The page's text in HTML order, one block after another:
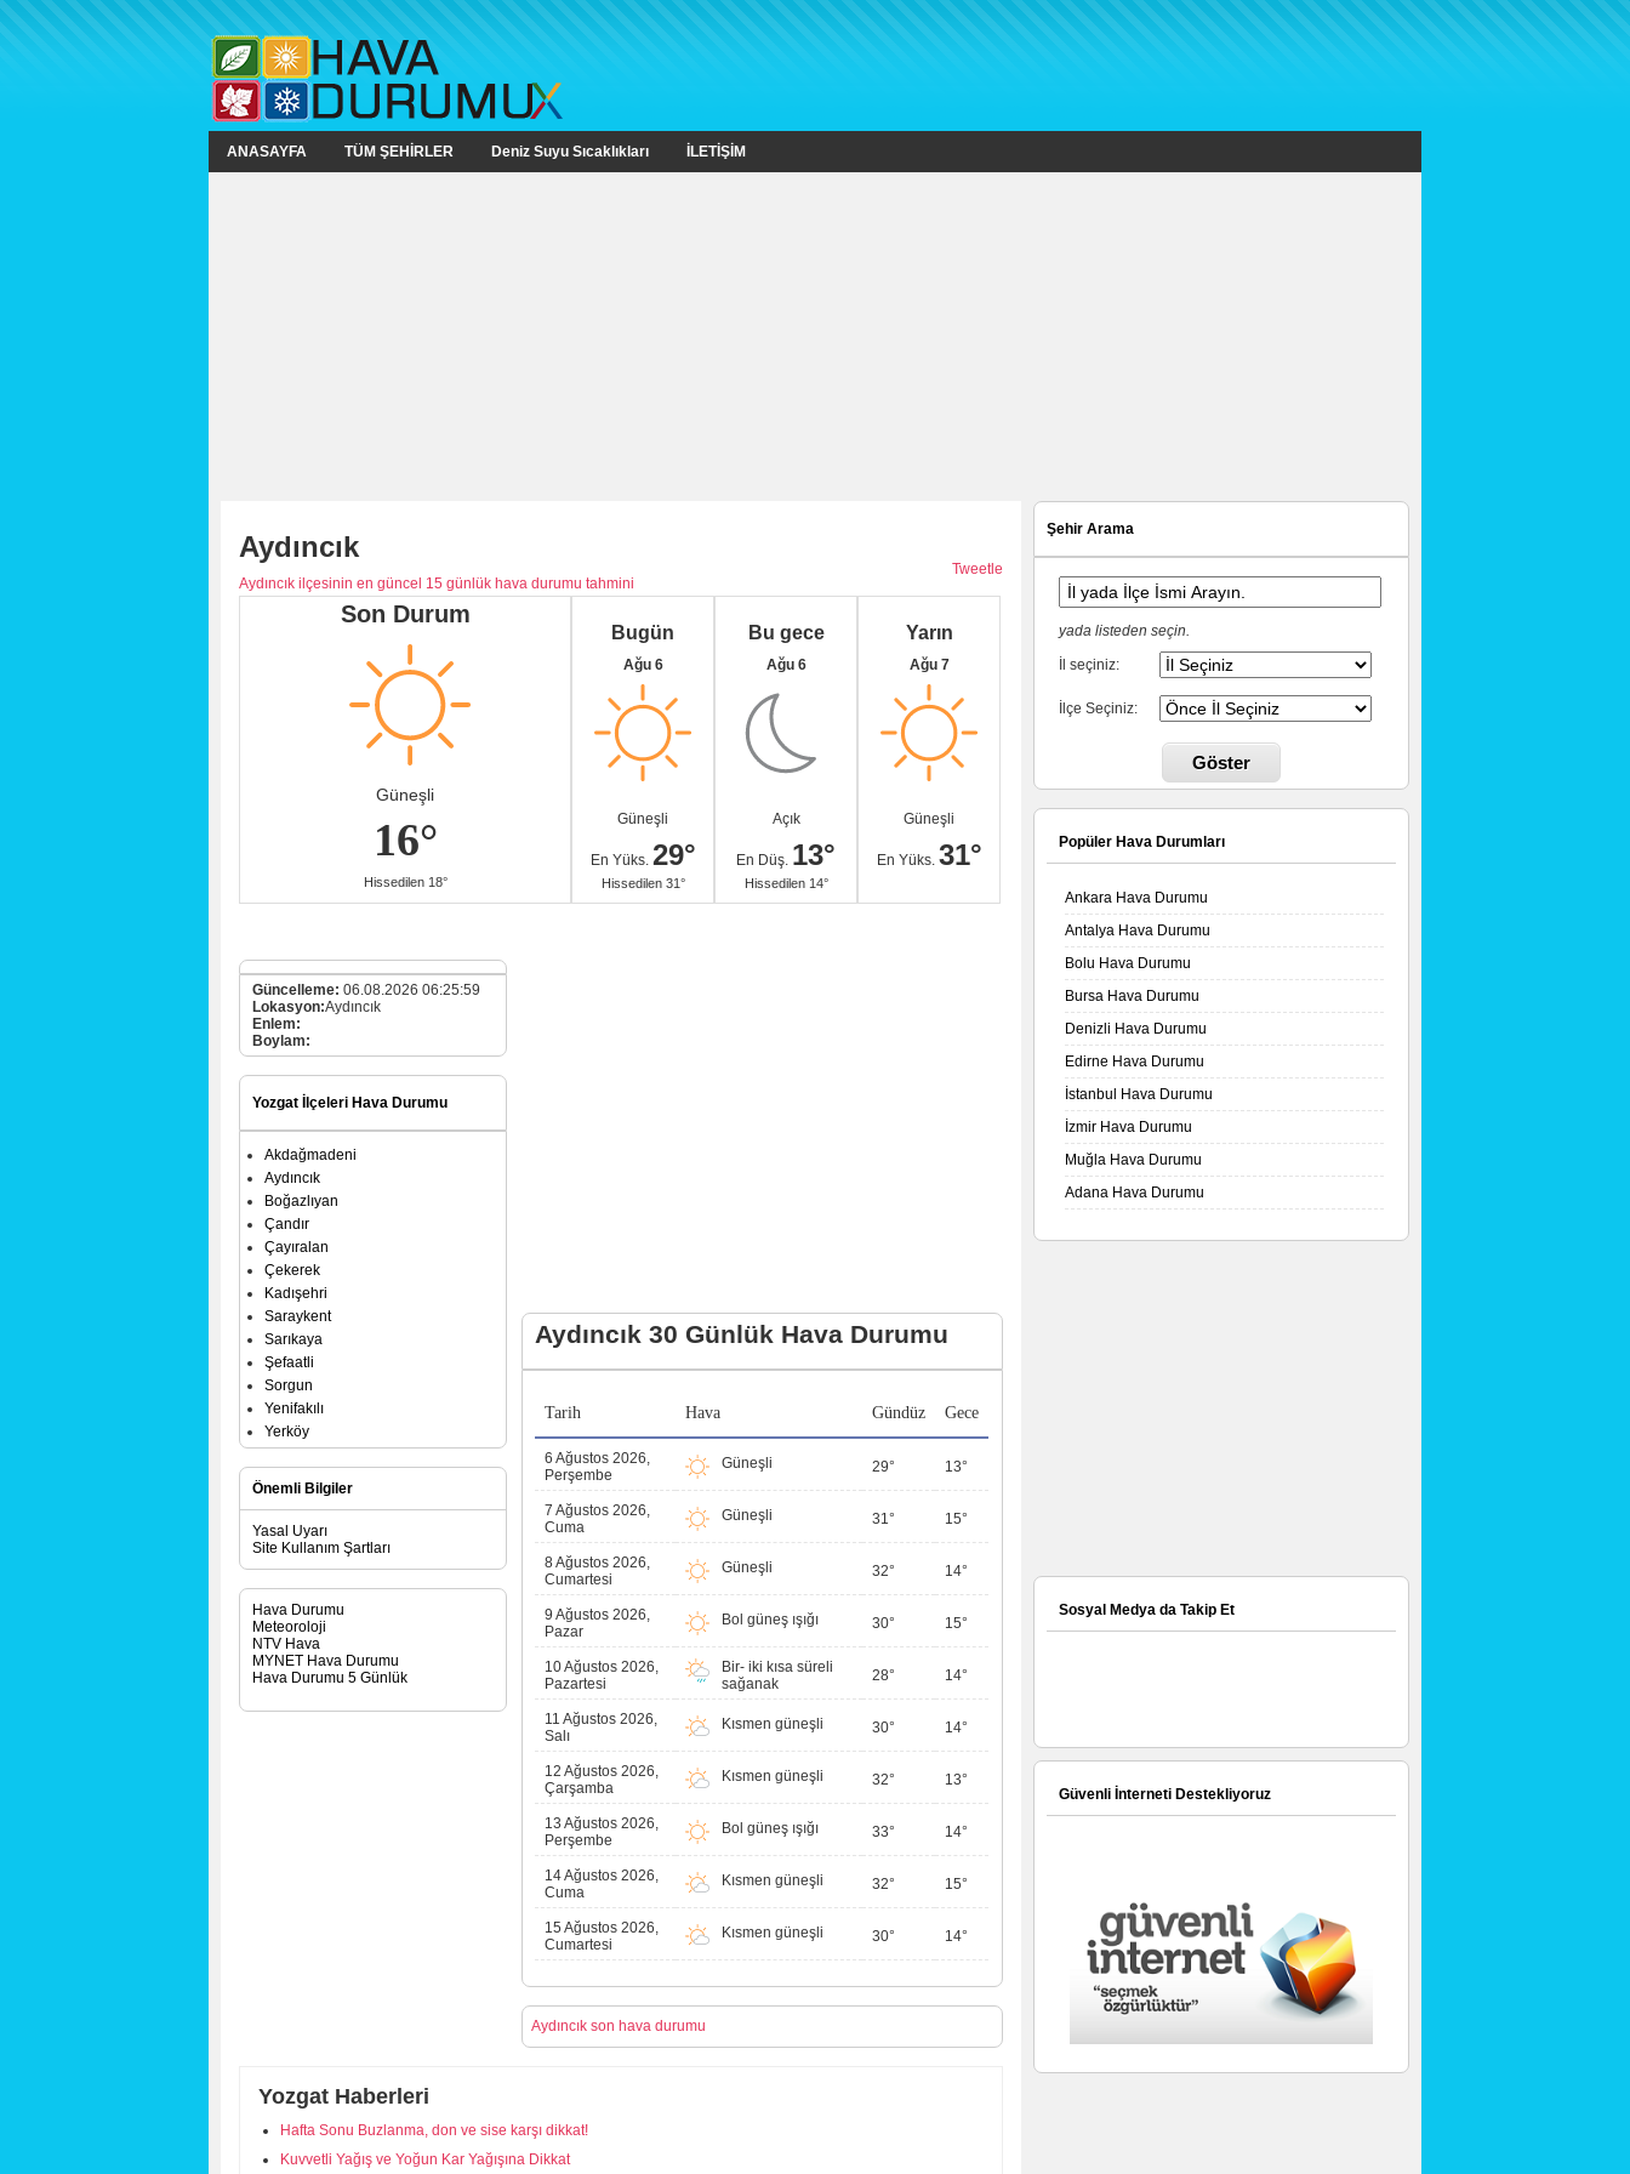
ANASAYFA TÜM ŞEHİRLER Deniz Suyu Sıcaklıkları İLETİŞİM
Aydıncık
Aydıncık ilçesinin en güncel 15 günlük hava durumu tahmini
Tweetle
Aydıncık 30 Günlük Hava Durumu
Tarih Hava Gündüz Gece
6 Ağustos 2026,
Perşembe
Güneşli 29° 13°
7 Ağustos 2026,
Cuma
Güneşli 31° 15°
8 Ağustos 2026,
Cumartesi
Güneşli 32° 14°
9 Ağustos 2026,
Pazar
Bol güneş ışığı 30° 15°
10 Ağustos 2026,
Pazartesi
Bir- iki kısa süreli
sağanak
28° 14°
11 Ağustos 2026,
Salı
Kısmen güneşli 30° 14°
12 Ağustos 2026,
Çarşamba
Kısmen güneşli 32° 13°
13 Ağustos 2026,
Perşembe
Bol güneş ışığı 33° 14°
14 Ağustos 2026,
Cuma
Kısmen güneşli 32° 15°
15 Ağustos 2026,
Cumartesi
Kısmen güneşli 30° 14°
Aydıncık son hava durumu
Son Durum
Güneşli
16°
Hissedilen 18°
Bugün
Ağu 6
Güneşli
En Yüks. 29°
Hissedilen 31°
Bu gece
Ağu 6
Açık
En Düş. 13°
Hissedilen 14°
Yarın
Ağu 7
Güneşli
En Yüks. 31°
Güncelleme: 06.08.2026 06:25:59
Lokasyon:Aydıncık
Enlem:
Boylam:
Yozgat İlçeleri Hava Durumu
Akdağmadeni
Aydıncık
Boğazlıyan
Çandır
Çayıralan
Çekerek
Kadışehri
Saraykent
Sarıkaya
Şefaatli
Sorgun
Yenifakılı
Yerköy
Önemli Bilgiler
Yasal Uyarı
Site Kullanım Şartları
Hava Durumu
Meteoroloji
NTV Hava
MYNET Hava Durumu
Hava Durumu 5 Günlük
Yozgat Haberleri
Hafta Sonu Buzlanma, don ve sise karşı dikkat!
Kuvvetli Yağış ve Yoğun Kar Yağışına Dikkat
Şehir Arama
yada listeden seçin.
İl seçiniz:
İlçe Seçiniz:
Göster
Popüler Hava Durumları
Ankara Hava Durumu
Antalya Hava Durumu
Bolu Hava Durumu
Bursa Hava Durumu
Denizli Hava Durumu
Edirne Hava Durumu
İstanbul Hava Durumu
İzmir Hava Durumu
Muğla Hava Durumu
Adana Hava Durumu
Sosyal Medya da Takip Et
Güvenli İnterneti Destekliyoruz